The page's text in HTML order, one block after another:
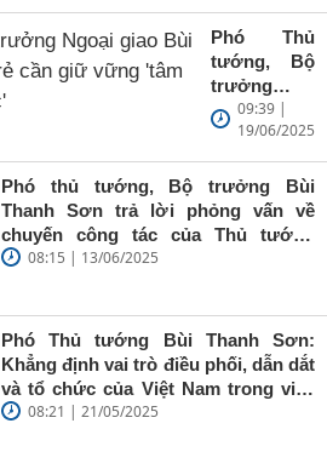
Phó Thủ
tướng, Bộ
trưởng
Ngoại giao
Bùi Thanh
Sơn: Nhà
báo trẻ cần
giữ vững
'tâm trong,
09:39 |
19/06/2025
Phó thủ tướng, Bộ trưởng Bùi
Thanh Sơn trả lời phỏng vấn về
chuyến công tác của Thủ tướng
Chính phủ đến Estonia, Pháp và
08:15 | 13/06/2025
Phó Thủ tướng Bùi Thanh Sơn:
Khẳng định vai trò điều phối, dẫn dắt
và tổ chức của Việt Nam trong việc
đề cao chủ nghĩa đa phương, đoàn
08:21 | 21/05/2025